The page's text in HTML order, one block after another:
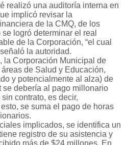
realizó una auditoría interna en
implicó revisar la
de la CMQ, de los
logró determinar el real
de la Corporación, “el cual
la autoridad.
la Corporación Municipal de
de Salud y Educación,
y potencialmente al alza) de
se debería al pago millonario
contrato, es decir,
se suma el pago de horas
implicados, se identifica un
registro de su asistencia y
más de $24 millones. En